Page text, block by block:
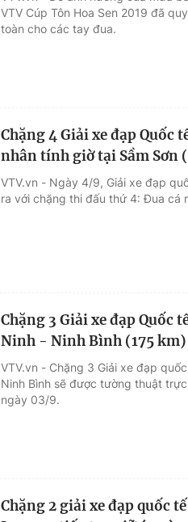
VTV Cúp Tôn Hoa Sen 2019 đã
toàn cho các tay đua.
Chặng 4 Giải xe đạp Quốc
nhân tính giờ tại Sầm Sơn
VTV.vn - Ngày 4/9, Giải xe đạp
ra với chặng thi đấu thứ 4: Đua cá
Chặng 3 Giải xe đạp Quốc
Ninh - Ninh Bình (175 km)
VTV.vn - Chặng 3 Giải xe đạp
Ninh Bình sẽ được tường thuật
ngày 03/9.
Chặng 2 giải xe đạp quốc